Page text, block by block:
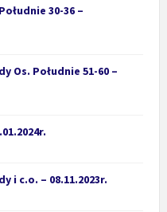
30-36 –
Os. Południe 51-60 –
i c.o. – 08.11.2023r.